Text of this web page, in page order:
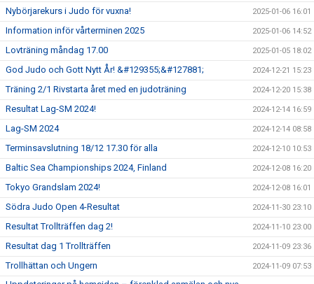
Nybörjarekurs i Judo för vuxna! 2025-01-06 16:01
Information inför vårterminen 2025 2025-01-06 14:52
Lovträning måndag 17.00 2025-01-05 18:02
God Judo och Gott Nytt År! &#129355;&#127881; 2024-12-21 15:23
Träning 2/1 Rivstarta året med en judoträning 2024-12-20 15:38
Resultat Lag-SM 2024! 2024-12-14 16:59
Lag-SM 2024 2024-12-14 08:58
Terminsavslutning 18/12 17.30 för alla 2024-12-10 10:53
Baltic Sea Championships 2024, Finland 2024-12-08 16:20
Tokyo Grandslam 2024! 2024-12-08 16:01
Södra Judo Open 4-Resultat 2024-11-30 23:10
Resultat Trollträffen dag 2! 2024-11-10 23:00
Resultat dag 1 Trollträffen 2024-11-09 23:36
Trollhättan och Ungern 2024-11-09 07:53